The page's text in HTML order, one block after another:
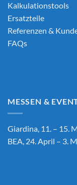
Kalkulationstools
Ersatzteile
Referenzen &
FAQs
MESSEN &
Giardina, 11. – 15.
BEA, 24. April – 3.